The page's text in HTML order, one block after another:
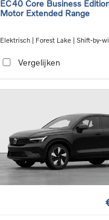
EC40 Core Business
Motor Extended Range
Elektrisch | Forest Lake | Shift-by-
Vergelijken